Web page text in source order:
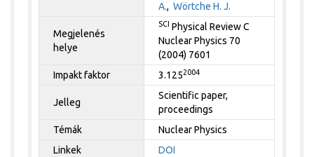
A.,Wörtche H. J.
Megjelenés
helye
SCI Physical Review C
Nuclear Physics 70
(2004) 7601
Impakt faktor
3.1252004
Jelleg
Scientific paper,
proceedings
Témák
Nuclear Physics
Linkek
DOI